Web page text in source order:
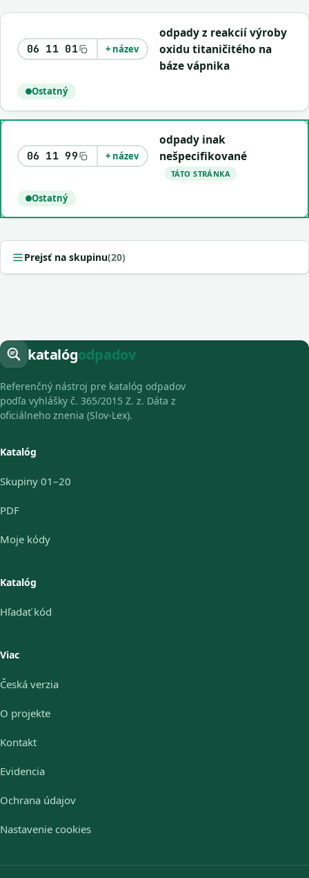
06 11 01 + název
odpady z reakcií výroby
oxidu titaničitého na
báze vápnika
Ostatný
06 11 99 + název
odpady inak
nešpecifikované
TÁTO STRÁNKA
Ostatný
Prejsť na skupinu(20)
katalógodpadov
Referenčný nástroj pre katalóg odpadov
podľa vyhlášky č. 365/2015 Z. z. Dáta z
oficiálneho znenia (Slov-Lex).
Katalóg
Skupiny 01–20
PDF
Moje kódy
Katalóg
Hľadať kód
Viac
Česká verzia
O projekte
Kontakt
Evidencia
Ochrana údajov
Nastavenie cookies